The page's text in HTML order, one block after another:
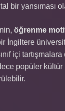
bir yansıması
öğrenme
İngiltere
içi
popüler kültür